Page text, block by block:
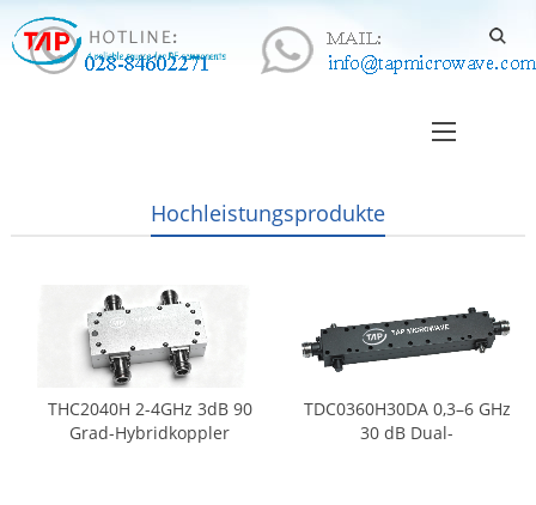
Hochleistungsprodukte
THC2040H 2-4GHz 3dB 90
Grad-Hybridkoppler
TDC0360H30DA 0,3–6 GHz
30 dB Dual-